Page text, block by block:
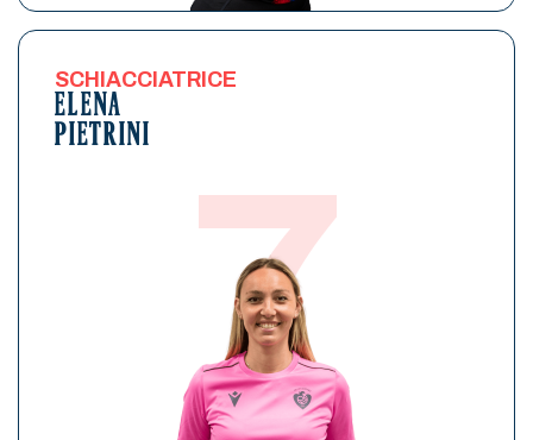
7
SCHIACCIATRICE
ELENA
PIETRINI